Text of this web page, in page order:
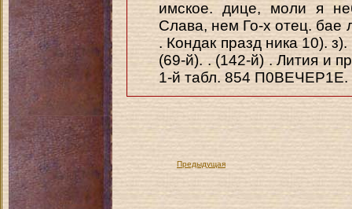
имское. дице, моли я
Слава, нем Го-х отец. бае
. Кондак празд ника 10).
(69-й). . (142-й) . Лития и
1-й табл. 854 П0ВЕЧЕР1Е.
Предыдущая